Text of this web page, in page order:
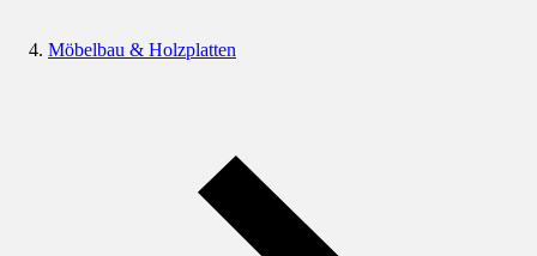
Möbelbau & Holzplatten